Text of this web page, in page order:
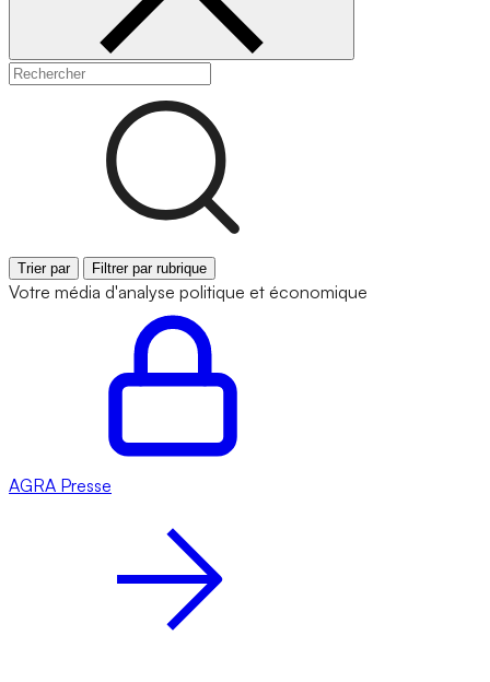
Trier par Filtrer par rubrique
Votre média d'analyse politique et économique
AGRA Presse